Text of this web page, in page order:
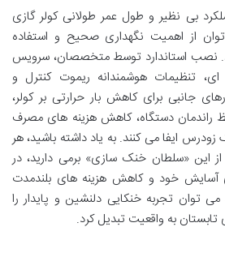
بی نظیر و طول عمر طولانی کولر گازی
توان از اهمیت نگهداری صحیح و استفاده
نصب استاندارد توسط متخصصان، سرویس
تنظیمات هوشمندانه ریموت کنترل و
جانبی برای کاهش بار حرارتی بر کولر،
دستگاه، کاهش هزینه های مصرف
زودرس ایفا می کنند. به یاد داشته باشید، هر
این «سلطان خنک سازی» برمی دارید، در
آسایش خود و کاهش هزینه های بلندمدت
توان تجربه خنکایی دلنشین و پایدار را
به واقعیت تبدیل کرد.